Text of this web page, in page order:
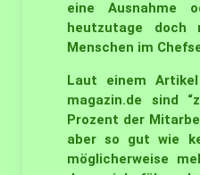
eine Ausnahme
heutzutage doch
Menschen im
Laut einem
magazin.de sind
Prozent der
aber so gut wie
möglicherweise